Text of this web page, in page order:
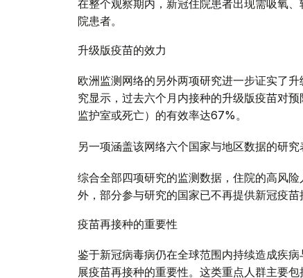
在整个观察期内，新冠住院患者出现需吸氧
院患者。
升级版疫苗的效力
欧洲监测网络的另外两项研究进一步证实了
究显示，过去六个月内接种的升级版疫苗对
监护室或死亡）的有效率达67%。
另一项涵盖该网络六个国家与地区数据的研
综合全部四项研究的监测数据，住院的高风
外，部分参与研究的国家已不再提供新冠疫苗
疫苗再接种的重要性
鉴于新冠病毒病仍在全球范围内持续造成疾
展疫苗再接种的重要性。这类重点人群主要